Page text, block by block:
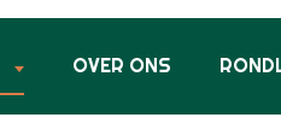
OVER ONS